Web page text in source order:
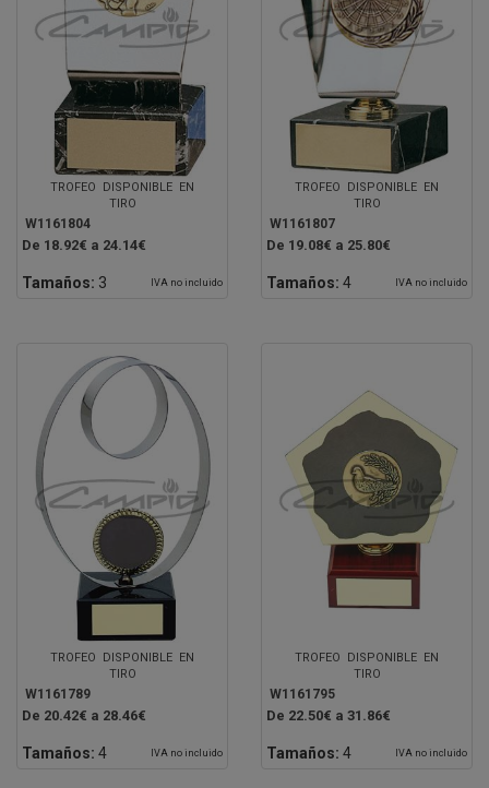
TROFEO DISPONIBLE EN
TIRO
W1161804
De 18.92€ a 24.14€
Tamaños: 3 IVA no incluido
TROFEO DISPONIBLE EN
TIRO
W1161807
De 19.08€ a 25.80€
Tamaños: 4 IVA no incluido
TROFEO DISPONIBLE EN
TIRO
W1161789
De 20.42€ a 28.46€
Tamaños: 4 IVA no incluido
TROFEO DISPONIBLE EN
TIRO
W1161795
De 22.50€ a 31.86€
Tamaños: 4 IVA no incluido